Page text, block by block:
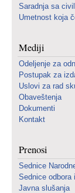
Saradnja sa
Umetnost koja
Mediji
Odeljenje za
Postupak za
Uslovi za rad
Obaveštenja
Dokumenti
Kontakt
Prenosi
Sednice
Sednice odbora
Javna slušanja